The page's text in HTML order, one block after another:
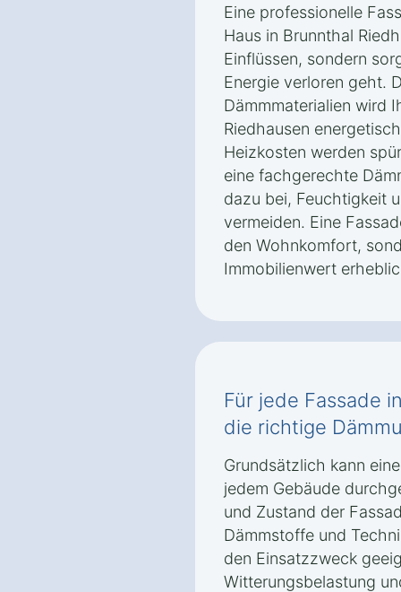
Eine professionelle
Haus in Brunnthal
Einflüssen, sondern
Energie verloren geht.
Dämmmaterialien wird
Riedhausen
Heizkosten werden
eine fachgerechte
dazu bei, Feuchtigkeit
vermeiden. Eine
den Wohnkomfort,
Immobilienwert
Für jede Fassade
die richtige
Grundsätzlich kann
jedem Gebäude
und Zustand der
Dämmstoffe und
den Einsatzzweck
Witterungsbelastung